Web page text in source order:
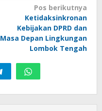
Pos berikutnya
Ketidaksinkronan
Kebijakan DPRD dan
Masa Depan Lingkungan
Lombok Tengah